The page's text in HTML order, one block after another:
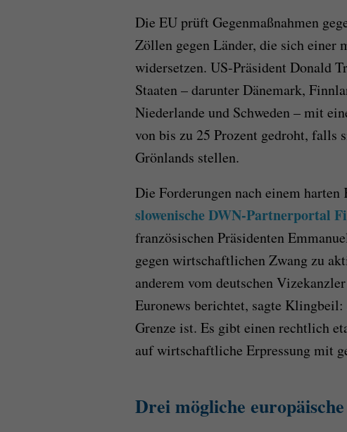
Die EU prüft Gegenmaßnahmen
Zöllen gegen Länder, die sich einer
widersetzen. US-Präsident Donald
Staaten – darunter Dänemark,
Niederlande und Schweden – mit
von bis zu 25 Prozent gedroht, falls
Grönlands stellen.
Die Forderungen nach einem harten
slowenische DWN-Partnerportal
französischen Präsidenten
gegen wirtschaftlichen Zwang zu
anderem vom deutschen
Euronews berichtet, sagte
Grenze ist. Es gibt einen rechtlich
auf wirtschaftliche Erpressung mit
Drei mögliche